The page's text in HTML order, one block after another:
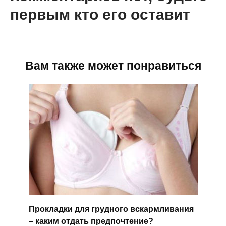
первым кто его оставит
Вам также может понравиться
Прокладки для грудного вскармливания
– каким отдать предпочтение?